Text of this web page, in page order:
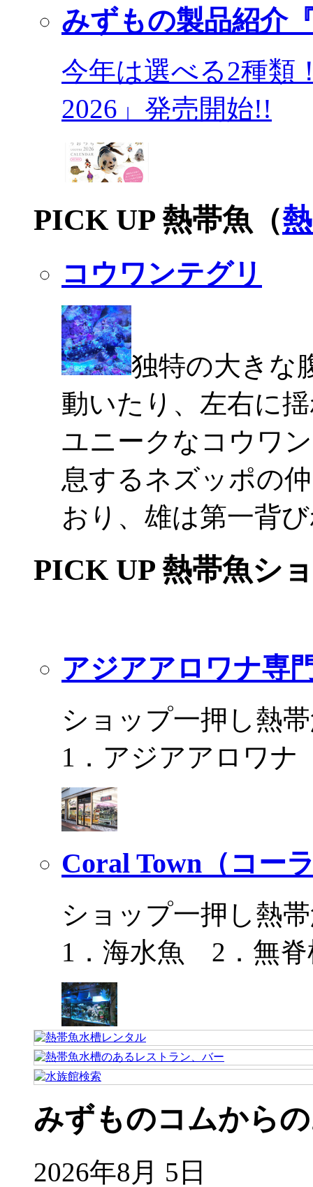
みずもの製品紹介
今年は選べる2種類
2026」発売開始!!
PICK UP 熱帯魚（
コウワンテグリ
独特の大きな
動いたり、左右に
ユニークなコウワ
息するネズッポの
おり、雄は第一背
PICK UP 熱帯魚シ
アジアアロワナ専
ショップ一押し熱
1．アジアアロワ
Coral Town（コー
ショップ一押し熱
1．海水魚 2．無脊
みずものコムから
2026年8月 5日